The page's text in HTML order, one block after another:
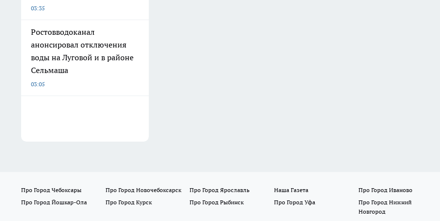
03:35
Ростовводоканал
анонсировал отключения
воды на Луговой и в районе
Сельмаша
03:05
Про Город Чебоксары Про Город Новочебоксарск Про Город Ярославль Наша Газета
Про Город Иваново
Про Город Йошкар-Ола
Про Город Курск Про Город Рыбинск Про Город Уфа
Про Город Нижний
Новгород